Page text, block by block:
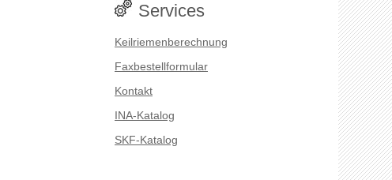
Services
Keilriemenberechnung
Faxbestellformular
Kontakt
INA-Katalog
SKF-Katalog